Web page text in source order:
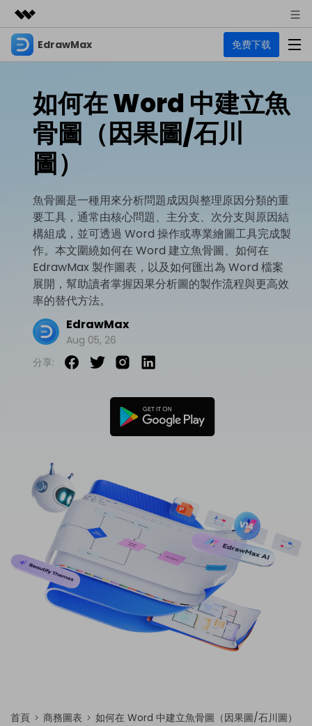
精選產品
實用工具
解決方案
關於我們
新聞中心
EdrawMax 免费下载
EdrawMax
多合一圖表軟體
EdrawMind
心智圖與腦力激盪工具
EdrawProj
圖表
商業用途
流程圖
技術用途
UML
設計用途
平面圖
其他用途
Visio替代方案
EdrawMax 社區
各種商務圖表範例 >
熱門話題
免費可編輯家族樹範例 >
支援
教程
EdrawMax 教程 > EdrawMind 教程 >
支援中心
支援中心 >
商業
EdrawMax EdrawMind
如何在 Word 中建立魚
骨圖（因果圖/石川
圖）
魚骨圖是一種用來分析問題成因與整理原因分類的重
要工具，通常由核心問題、主分支、次分支與原因結
構組成，並可透過 Word 操作或專業繪圖工具完成製
作。本文圍繞如何在 Word 建立魚骨圖、如何在
EdrawMax 製作圖表，以及如何匯出為 Word 檔案
展開，幫助讀者掌握因果分析圖的製作流程與更高效
率的替代方法。
EdrawMax
Aug 05, 26
分享:
首頁 商務圖表 如何在 Word 中建立魚骨圖（因果圖/石川圖）